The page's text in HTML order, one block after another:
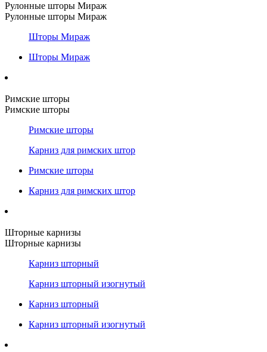
Рулонные шторы Мираж
Рулонные шторы Мираж
Шторы Мираж
Шторы Мираж
Римские шторы
Римские шторы
Римские шторы
Карниз для римских штор
Римские шторы
Карниз для римских штор
Шторные карнизы
Шторные карнизы
Карниз шторный
Карниз шторный изогнутый
Карниз шторный
Карниз шторный изогнутый